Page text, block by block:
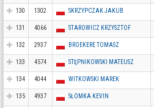
130 1302 SKRZYPCZAK JAKUB
131 4066 STAROWICZ KRZYSZTOF
132 2937 BROEKERE TOMASZ
133 4574 STĘPNIKOWSKI MATEUSZ
134 4044 WITKOWSKI MAREK
135 4937 SŁOMKA KEVIN